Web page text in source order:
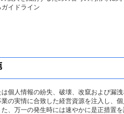
イドライン
個人情報の紛失、破壊、改竄および漏
の実情に合致した経営資源を注入し、
、万一の発生時には速やかに是正措置